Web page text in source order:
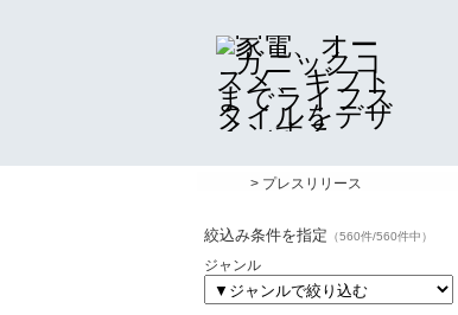
> プレスリリース
絞込み条件を指定 （560件/560件中）
ジャンル